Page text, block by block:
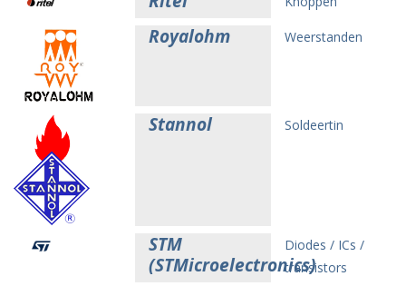
Royalohm Weerstanden
Stannol Soldeertin
STM
(STMicroelectronics)
Diodes / ICs /
transistors